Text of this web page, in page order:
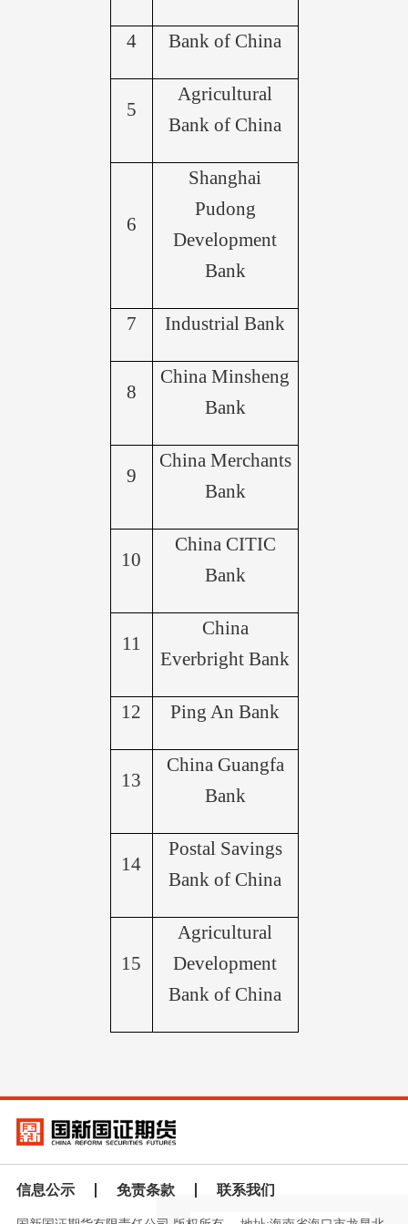
4 Bank of China
5
Agricultural
Bank of China
6
Shanghai
Pudong
Development
Bank
7 Industrial Bank
8
China Minsheng
Bank
9
China Merchants
Bank
10
China CITIC
Bank
11
China
Everbright Bank
12 Ping An Bank
13
China Guangfa
Bank
14
Postal Savings
Bank of China
15
Agricultural
Development
Bank of China
信息公示 免责条款 联系我们